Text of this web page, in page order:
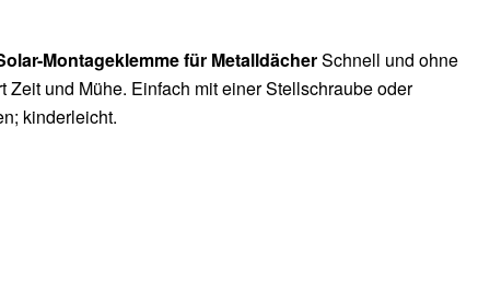
Montageklemme für MetalldächerSchnell und ohne
Zeit und Mühe. Einfach mit einer Stellschraube oder
kinderleicht.